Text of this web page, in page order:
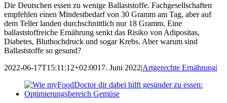
Die Deutschen essen zu wenige Ballaststoffe. Fachgesellschaften
empfehlen einen Mindestbedarf von 30 Gramm am Tag, aber auf
dem Teller landen durchschnittlich nur 18 Gramm. Eine
ballaststoffreiche Ernährung senkt das Risiko von Adipositas,
Diabetes, Bluthochdruck und sogar Krebs. Aber warum sind
Ballaststoffe so gesund?
2022-06-17T15:11:12+02:0017. Juni 2022|Artgerechte Ernährung|